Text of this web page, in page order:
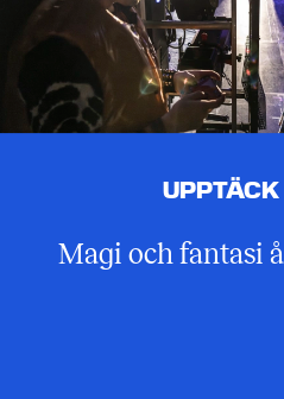
UPPTÄCK
Magi och fantasi